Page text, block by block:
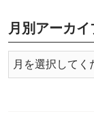
月別アーカイ